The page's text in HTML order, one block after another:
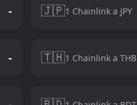
- 🇯🇵1 Chainlink a JPY
- 🇹🇭1 Chainlink a THB